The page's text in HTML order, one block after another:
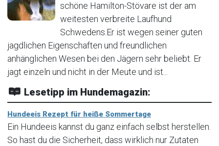
schöne Hamilton-Stövare ist der am
weitesten verbreite Laufhund
Schwedens.Er ist wegen seiner guten
jagdlichen Eigenschaften und freundlichen
anhänglichen Wesen bei den Jägern sehr beliebt. Er
jagt einzeln und nicht in der Meute und ist...
Lesetipp im Hundemagazin:
Hundeeis Rezept für heiße Sommertage
Ein Hundeeis kannst du ganz einfach selbst herstellen.
So hast du die Sicherheit, dass wirklich nur Zutaten